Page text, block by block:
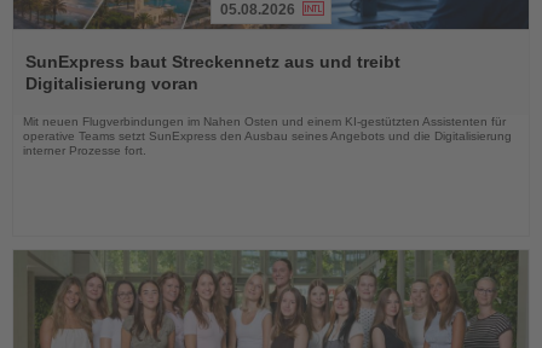
Sie
die
Nachrichten
05.08.2026
SunExpress baut Streckennetz aus und treibt
Digitalisierung voran
Mit neuen Flugverbindungen im Nahen Osten und einem KI-gestützten Assistenten für
operative Teams setzt SunExpress den Ausbau seines Angebots und die Digitalisierung
interner Prozesse fort.